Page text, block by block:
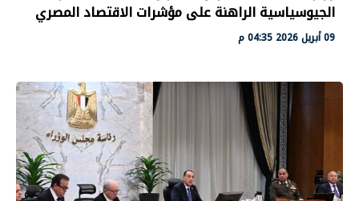
الجيوسياسية الراهنة على مؤشرات الاقتصاد المصري
09 أبريل 2026 04:35 م